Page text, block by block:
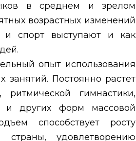
в среднем и зрелом
возрастных изменений
и спорт выступают и как
опыт использования
занятий. Постоянно растет
ритмической гимнастики,
и других форм массовой
способствует росту
страны, удовлетворению